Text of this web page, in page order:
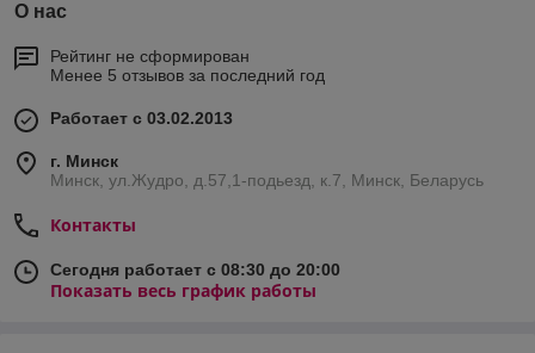
О нас
Рейтинг не сформирован
Менее 5 отзывов за последний год
Работает с 03.02.2013
г. Минск
Минск, ул.Жудро, д.57,1-подьезд, к.7, Минск, Беларусь
Контакты
Сегодня работает с 08:30 до 20:00
Показать весь график работы